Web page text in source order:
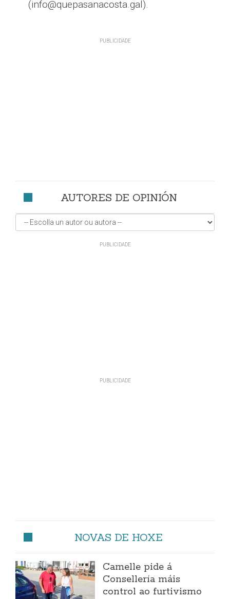
(info@quepasanacosta.gal).
AUTORES DE OPINIÓN
NOVAS DE HOXE
Camelle pide á
Consellería máis
control ao furtivismo